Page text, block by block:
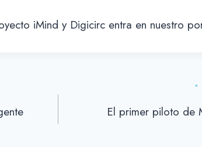
iMind y Digicirc entra en nuestro
El primer piloto de